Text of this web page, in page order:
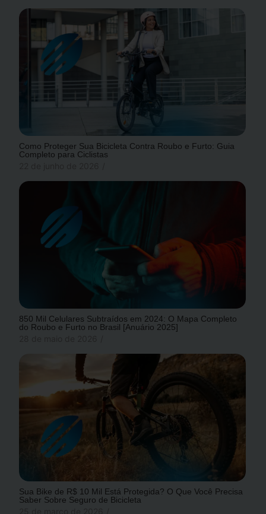
Como Proteger Sua Bicicleta Contra Roubo e Furto: Guia
Completo para Ciclistas
850 Mil Celulares Subtraídos em 2024: O Mapa Completo
do Roubo e Furto no Brasil [Anuário 2025]
Sua Bike de R$ 10 Mil Está Protegida? O Que Você Precisa
Saber Sobre Seguro de Bicicleta